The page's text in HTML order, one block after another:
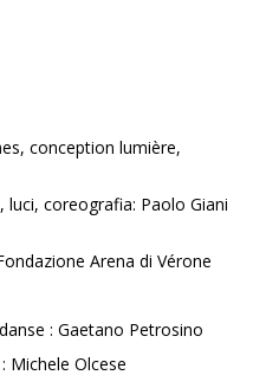
conception lumière,
coreografia: Paolo Giani
Arena di Vérone
: Gaetano Petrosino
Michele Olcese